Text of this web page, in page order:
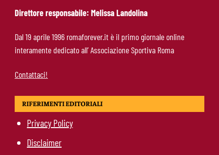
Manfrè-Roma, nuova era nel vivaio: raccoglie
l’eredità di Bruno Conti
Direttore responsabile: Melissa Landolina
Dal 19 aprile 1996 romaforever.it è il primo giornale online
interamente dedicato all’ Associazione Sportiva Roma
Contattaci!
RIFERIMENTI EDITORIALI
Privacy Policy
Disclaimer